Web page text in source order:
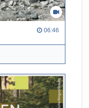
06:46